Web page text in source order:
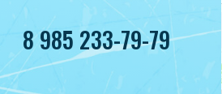
8 985 233-79-79